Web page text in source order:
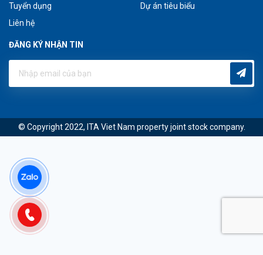
Tuyển dụng
Liên hệ
Dự án tiêu biểu
ĐĂNG KÝ NHẬN TIN
© Copyright 2022, ITA Viet Nam property joint stock company.